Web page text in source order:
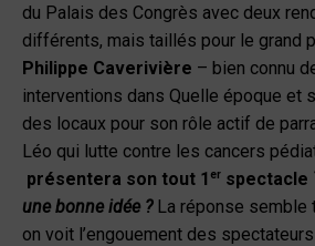
du Palais des Congrès avec deux
différents, mais taillés pour le grand
Philippe Caverivière – bien connu
interventions dans Quelle époque et
des locaux pour son rôle actif de
Léo qui lutte contre les cancers
présentera son tout 1 er spectacle
une bonne idée ? La réponse semble
on voit l’engouement des